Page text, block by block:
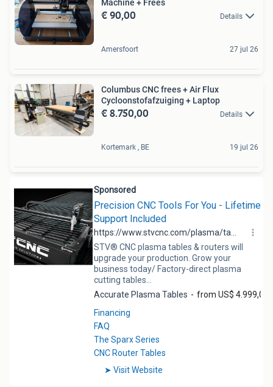
Machine + Frees
€ 90,00 Details
Amersfoort 27 jul 26
Columbus CNC frees + Air Flux
Cycloonstofafzuiging + Laptop
€ 8.750,00 Details
Kortemark , BE 19 jul 26